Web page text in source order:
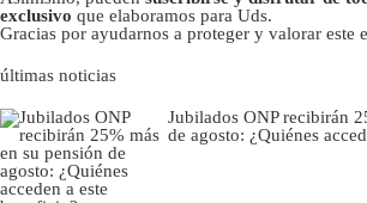
exclusivo que elaboramos para Uds.
Gracias por ayudarnos a proteger y valorar este
últimas noticias
Jubilados ONP recibirán
de agosto: ¿Quiénes